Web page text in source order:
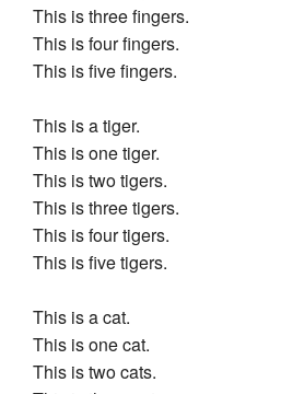
This is three fingers.
This is four fingers.
This is five fingers.
This is a tiger.
This is one tiger.
This is two tigers.
This is three tigers.
This is four tigers.
This is five tigers.
This is a cat.
This is one cat.
This is two cats.